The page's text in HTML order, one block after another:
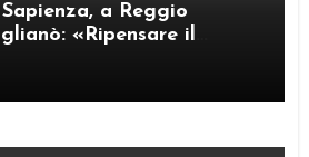
a Reggio
«Ripensare il
una “ragione